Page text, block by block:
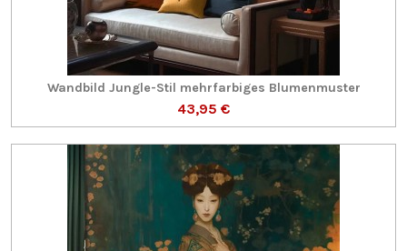
Wandbild Jungle-Stil mehrfarbiges Blumenmuster
43,95 €